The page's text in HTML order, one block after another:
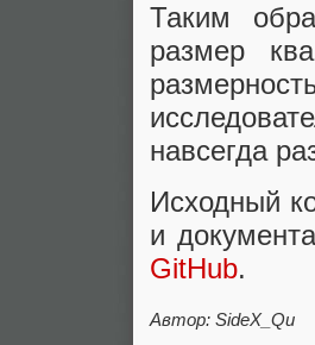
Таким
размер
навсегда
Исходный
и
GitHub.
Автор: SideX_Qu